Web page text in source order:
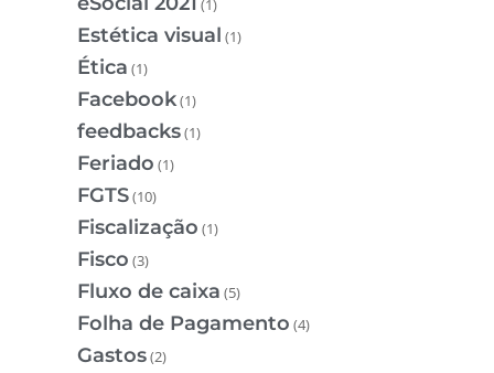
(1)
Estética visual (1)
Ética (1)
Facebook(1)
feedbacks(1)
Feriado (1)
FGTS(10)
Fiscalização (1)
Fisco (3)
Fluxo de caixa (5)
Folha de Pagamento (4)
Gastos(2)